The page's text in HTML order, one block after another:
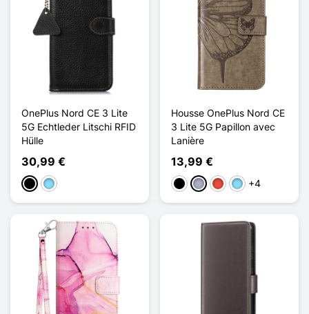
OnePlus Nord CE 3 Lite
5G Echtleder Litschi RFID
Hülle
30,99 €
SchwarzHellblau
Housse OnePlus Nord CE
3 Lite 5G Papillon avec
Lanière
13,99 €
Schwarz
GrauRot Hellblau
+4